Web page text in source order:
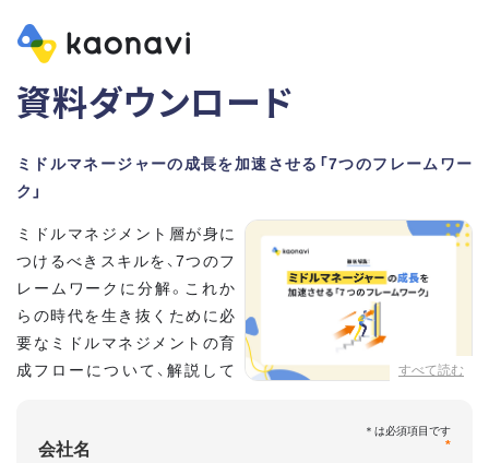
資料ダウンロード
ミドルマネージャーの成長を加速させる「7つのフレームワー
ク」
すべて読む
ミドルマネジメント層が身に
つけるべきスキルを、7つのフ
レームワークに分解。これか
らの時代を生き抜くために必
要なミドルマネジメントの育
成フローについて、解説して
【資料の内容】
*
会社名